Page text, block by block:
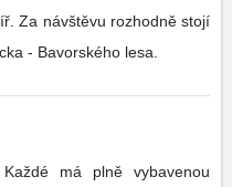
Za návštěvu rozhodně stojí
- Bavorského lesa.
má plně vybavenou